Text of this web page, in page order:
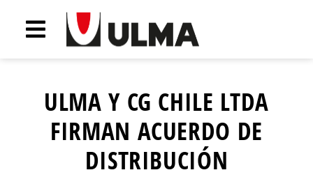
ULMA Y CG CHILE LTDA
FIRMAN ACUERDO DE
DISTRIBUCIÓN